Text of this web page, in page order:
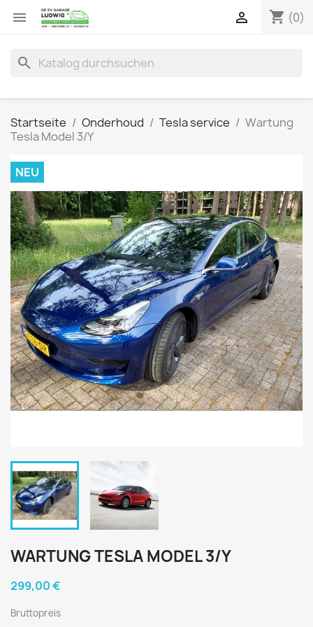
 shopping_cart (0)

search
Startseite Onderhoud Tesla service
Wartung
Tesla Model 3/Y
NEU
WARTUNG TESLA MODEL 3/Y
299,00 €
Bruttopreis